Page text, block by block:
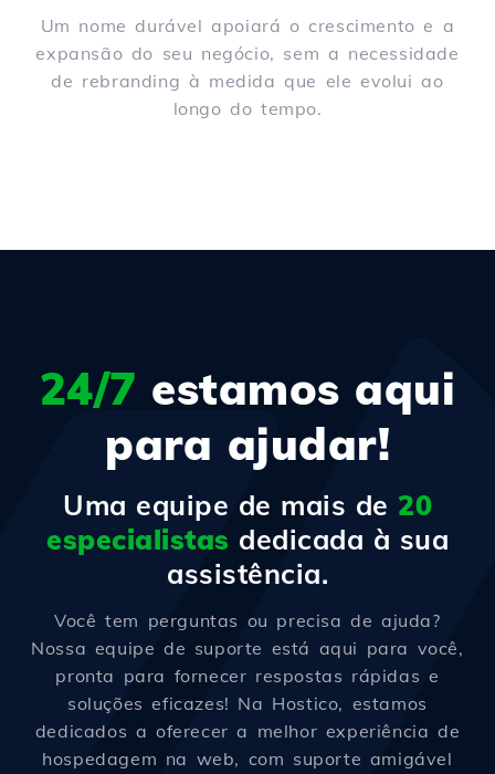
Um nome durável apoiará o crescimento e a
expansão do seu negócio, sem a necessidade
de rebranding à medida que ele evolui ao
longo do tempo.
24/7 estamos aqui
para ajudar!
Uma equipe de mais de 20
especialistas dedicada à sua
assistência.
Você tem perguntas ou precisa de ajuda?
Nossa equipe de suporte está aqui para você,
pronta para fornecer respostas rápidas e
soluções eficazes! Na Hostico, estamos
dedicados a oferecer a melhor experiência de
hospedagem na web, com suporte amigável